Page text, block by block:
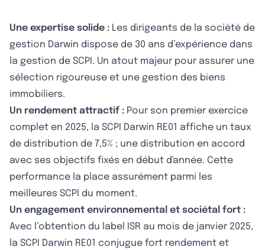
Une expertise solide : Les dirigeants de la société de
gestion Darwin dispose de 30 ans d’expérience dans
la gestion de SCPI. Un atout majeur pour assurer une
sélection rigoureuse et une gestion des biens
immobiliers.
Un rendement attractif : Pour son premier exercice
complet en 2025, la SCPI Darwin RE01 affiche un taux
de distribution de 7,5% ; une distribution en accord
avec ses objectifs fixés en début d'année. Cette
performance la place assurément parmi les
meilleures SCPI du moment.
Un engagement environnemental et sociétal fort :
Avec l’obtention du label ISR au mois de janvier 2025,
la SCPI Darwin RE01 conjugue fort rendement et